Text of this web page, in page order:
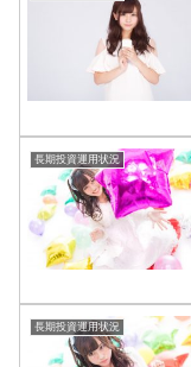
長期投資運用状況
長期投資運用状況